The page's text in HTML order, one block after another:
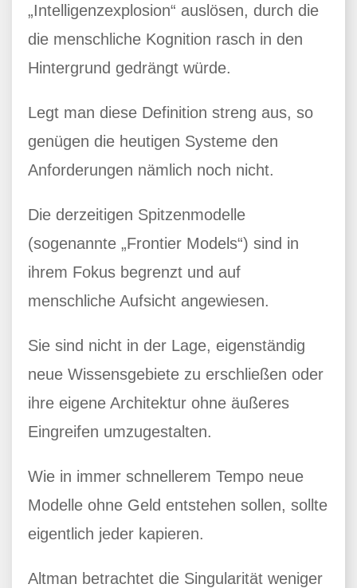
„Intelligenzexplosion“ auslösen, durch die
die menschliche Kognition rasch in den
Hintergrund gedrängt würde.
Legt man diese Definition streng aus, so
genügen die heutigen Systeme den
Anforderungen nämlich noch nicht.
Die derzeitigen Spitzenmodelle
(sogenannte „Frontier Models“) sind in
ihrem Fokus begrenzt und auf
menschliche Aufsicht angewiesen.
Sie sind nicht in der Lage, eigenständig
neue Wissensgebiete zu erschließen oder
ihre eigene Architektur ohne äußeres
Eingreifen umzugestalten.
Wie in immer schnellerem Tempo neue
Modelle ohne Geld entstehen sollen, sollte
eigentlich jeder kapieren.
Altman betrachtet die Singularität weniger